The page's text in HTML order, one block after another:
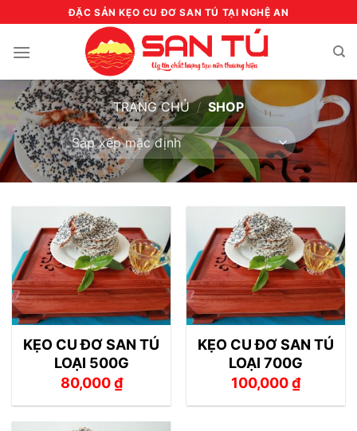
to
content
ĐẶC SẢN KẸO CU ĐƠ SAN TÚ TẠI NGHỆ AN
TRANG CHỦ / SHOP
KẸO CU ĐƠ SAN TÚ
LOẠI 500G
80,000₫
KẸO CU ĐƠ SAN TÚ
LOẠI 700G
100,000₫